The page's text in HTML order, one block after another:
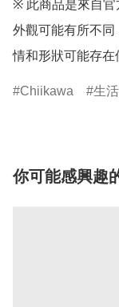
※ 此商品是來自官
外觀可能有所不
情和形狀可能存在
Chiikawa 生
你可能感興趣